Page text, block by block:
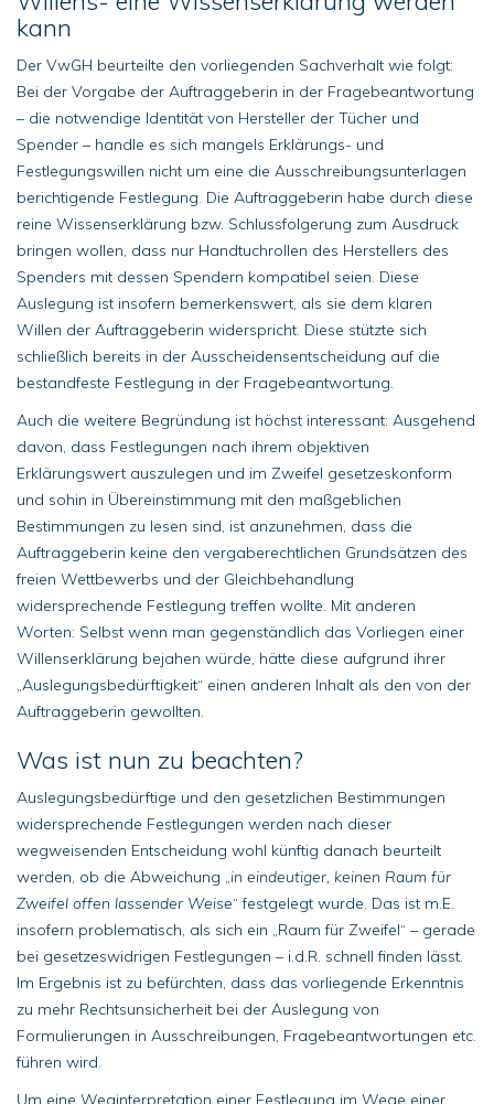
kann
Der VwGH beurteilte den vorliegenden Sachverhalt wie folgt:
Bei der Vorgabe der Auftraggeberin in der Fragebeantwortung
– die notwendige Identität von Hersteller der Tücher und
Spender – handle es sich mangels Erklärungs- und
Festlegungswillen nicht um eine die Ausschreibungsunterlagen
berichtigende Festlegung. Die Auftraggeberin habe durch diese
reine Wissenserklärung bzw. Schlussfolgerung zum Ausdruck
bringen wollen, dass nur Handtuchrollen des Herstellers des
Spenders mit dessen Spendern kompatibel seien. Diese
Auslegung ist insofern bemerkenswert, als sie dem klaren
Willen der Auftraggeberin widerspricht. Diese stützte sich
schließlich bereits in der Ausscheidensentscheidung auf die
bestandfeste Festlegung in der Fragebeantwortung.
Auch die weitere Begründung ist höchst interessant: Ausgehend
davon, dass Festlegungen nach ihrem objektiven
Erklärungswert auszulegen und im Zweifel gesetzeskonform
und sohin in Übereinstimmung mit den maßgeblichen
Bestimmungen zu lesen sind, ist anzunehmen, dass die
Auftraggeberin keine den vergaberechtlichen Grundsätzen des
freien Wettbewerbs und der Gleichbehandlung
widersprechende Festlegung treffen wollte. Mit anderen
Worten: Selbst wenn man gegenständlich das Vorliegen einer
Willenserklärung bejahen würde, hätte diese aufgrund ihrer
„Auslegungsbedürftigkeit“ einen anderen Inhalt als den von der
Auftraggeberin gewollten.
Was ist nun zu beachten?
Auslegungsbedürftige und den gesetzlichen Bestimmungen
widersprechende Festlegungen werden nach dieser
wegweisenden Entscheidung wohl künftig danach beurteilt
werden, ob die Abweichung „in eindeutiger, keinen Raum für
Zweifel offen lassender Weise“ festgelegt wurde. Das ist m.E.
insofern problematisch, als sich ein „Raum für Zweifel“ – gerade
bei gesetzeswidrigen Festlegungen – i.d.R. schnell finden lässt.
Im Ergebnis ist zu befürchten, dass das vorliegende Erkenntnis
zu mehr Rechtsunsicherheit bei der Auslegung von
Formulierungen in Ausschreibungen, Fragebeantwortungen etc.
führen wird.
Um eine Weginterpretation einer Festlegung im Wege einer